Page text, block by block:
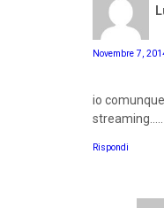
Novembre 7,
io
Rispondi